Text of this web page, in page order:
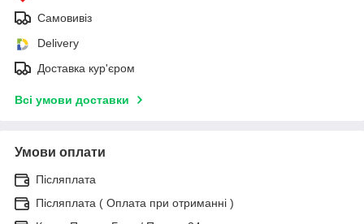
Самовивіз
Delivery
Доставка кур'єром
Всі умови доставки
Умови оплати
Післяплата
Післяплата ( Оплата при отриманні )